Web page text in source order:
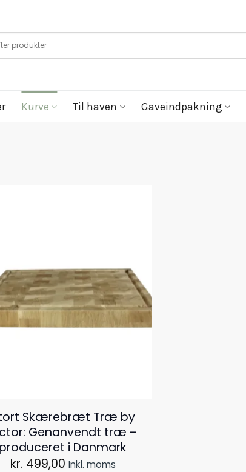
Kurve Til haven Gaveindpakning
Skærebræt Træ by
Genanvendt træ –
produceret i Danmark
kr. 499,00 Inkl. moms